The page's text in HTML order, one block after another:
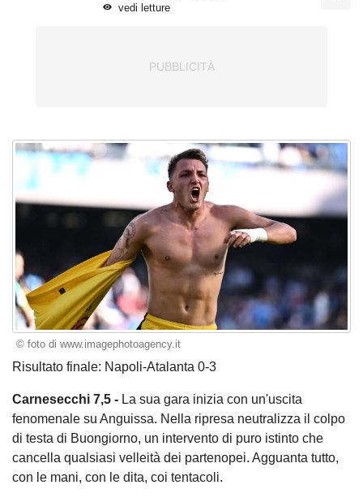
vedi letture
© foto di www.imagephotoagency.it
Risultato finale: Napoli-Atalanta 0-3
Carnesecchi 7,5 - La sua gara inizia con un'uscita
fenomenale su Anguissa. Nella ripresa neutralizza il colpo
di testa di Buongiorno, un intervento di puro istinto che
cancella qualsiasi velleità dei partenopei. Agguanta tutto,
con le mani, con le dita, coi tentacoli.